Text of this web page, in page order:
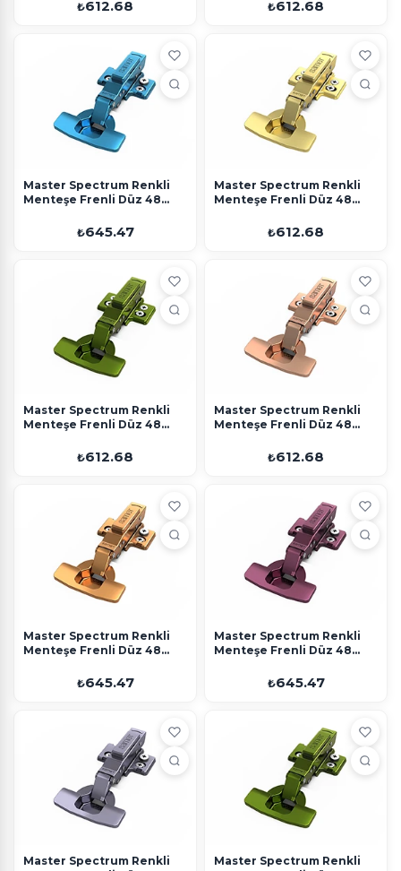
₺612.68
₺612.68
Master Spectrum Renkli
Menteşe Frenli Düz 48
₺645.47
Master Spectrum Renkli
Menteşe Frenli Düz 48
₺612.68
Master Spectrum Renkli
Menteşe Frenli Düz 48
₺612.68
Master Spectrum Renkli
Menteşe Frenli Düz 48
₺612.68
Master Spectrum Renkli
Menteşe Frenli Düz 48
₺645.47
Master Spectrum Renkli
Menteşe Frenli Düz 48
₺645.47
Master Spectrum Renkli
Master Spectrum Renkli